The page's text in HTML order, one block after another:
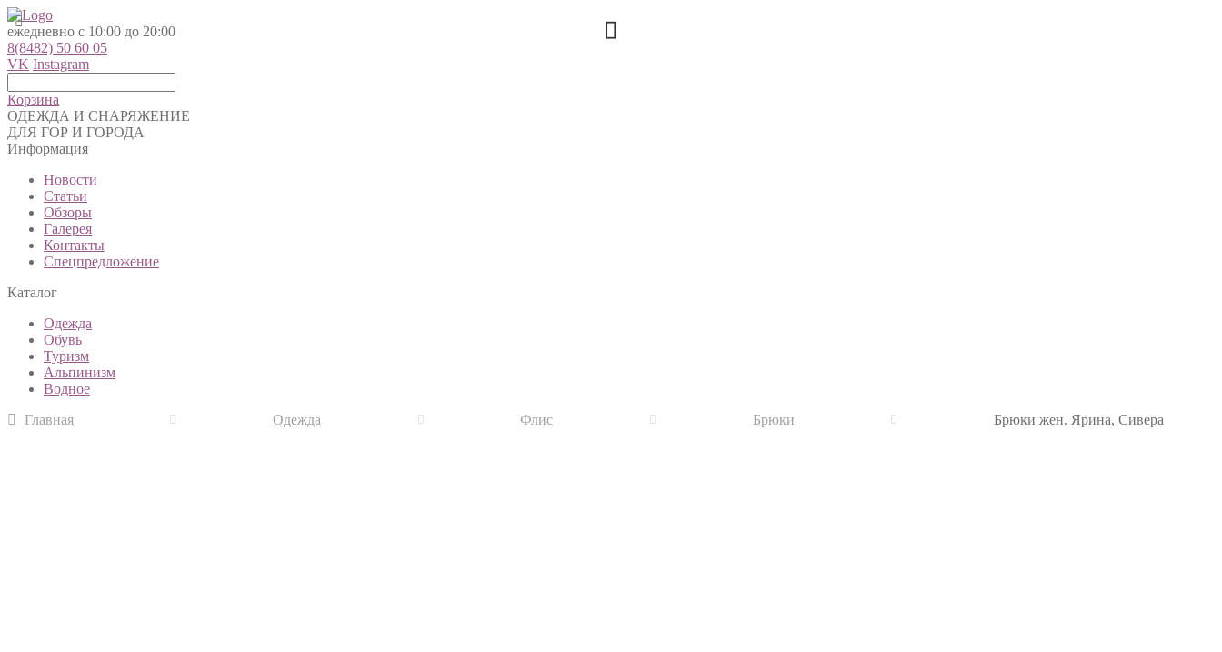
ежедневно с 10:00 до 20:00
8(8482) 50 60 05
VK Instagram
Корзина
ОДЕЖДА И СНАРЯЖЕНИЕ
ДЛЯ ГОР И ГОРОДА
Информация
Новости
Статьи
Обзоры
Галерея
Контакты
Спецпредложение
Каталог
Одежда
Обувь
Туризм
Альпинизм
Водное
Главная
Одежда Флис Брюки Брюки жен. Ярина, Сивера